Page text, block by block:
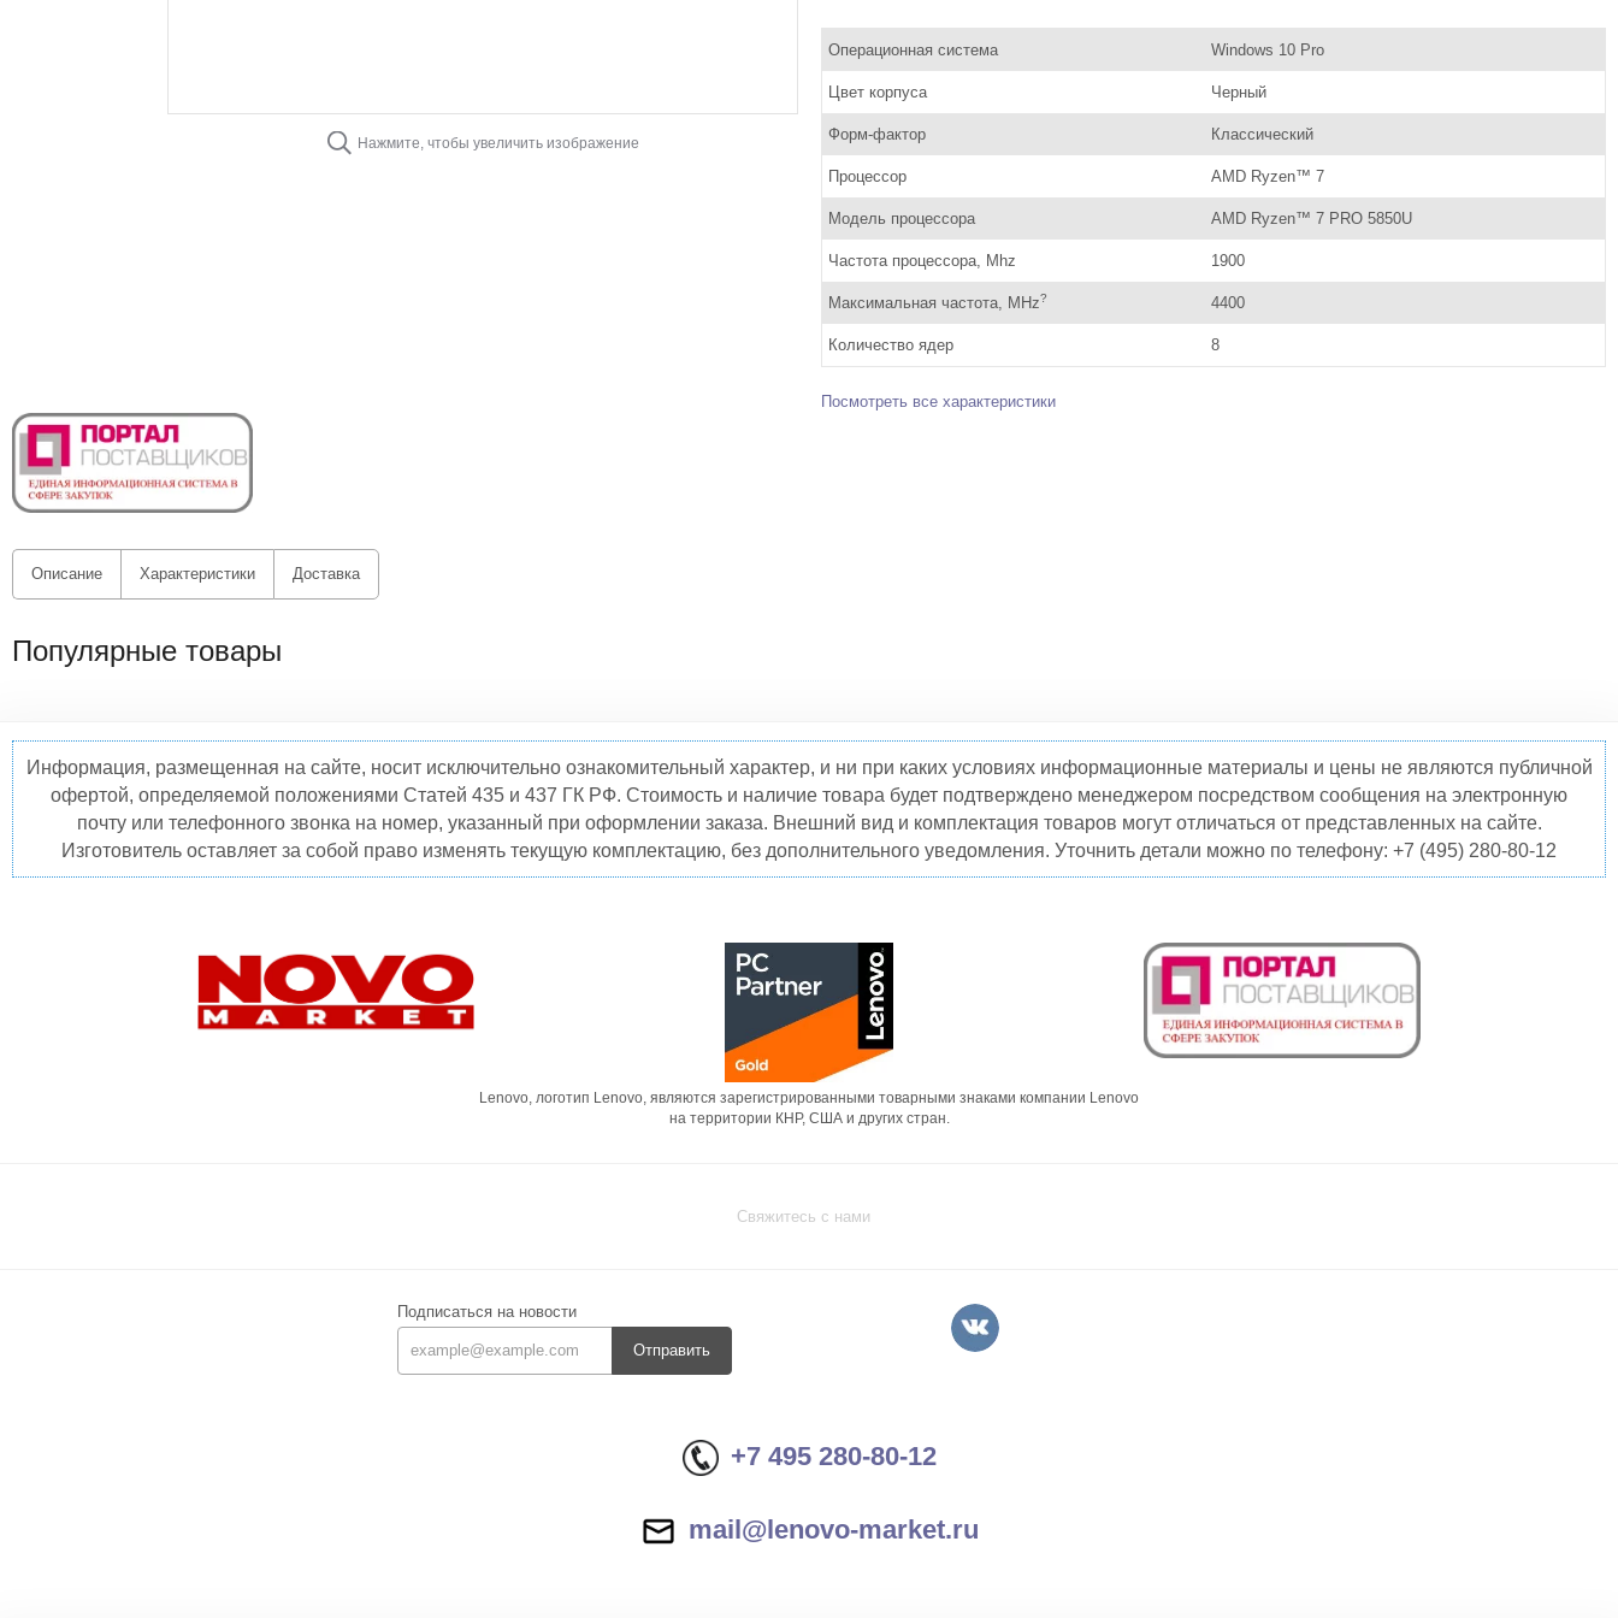
Нажмите, чтобы увеличить изображение
Операционная система Windows 10 Pro
Цвет корпуса Черный
Форм-фактор Классический
Процессор AMD Ryzen™ 7
Модель процессора AMD Ryzen™ 7 PRO 5850U
Частота процессора, Mhz 1900
Максимальная частота, MHz? 4400
Количество ядер 8
Посмотреть все характеристики
Описание Характеристики Доставка
Популярные товары
Информация, размещенная на сайте, носит исключительно ознакомительный характер, и ни при каких условиях информационные материалы и цены не являются публичной
офертой, определяемой положениями Статей 435 и 437 ГК РФ. Стоимость и наличие товара будет подтверждено менеджером посредством сообщения на электронную
почту или телефонного звонка на номер, указанный при оформлении заказа. Внешний вид и комплектация товаров могут отличаться от представленных на сайте.
Изготовитель оставляет за собой право изменять текущую комплектацию, без дополнительного уведомления. Уточнить детали можно по телефону: +7 (495) 280-80-12
Lenovo, логотип Lenovo, являются зарегистрированными товарными знаками компании Lenovo
на территории КНР, США и других стран.
Свяжитесь с нами
Подписаться на новости
Отправить
+7 495 280-80-12
mail@lenovo-market.ru